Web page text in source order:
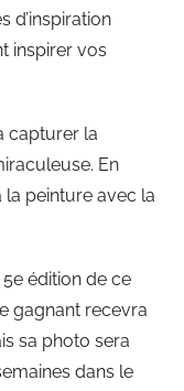
d’inspiration
inspirer vos
capturer la
En
la peinture avec la
édition de ce
gagnant recevra
sa photo sera
dans le